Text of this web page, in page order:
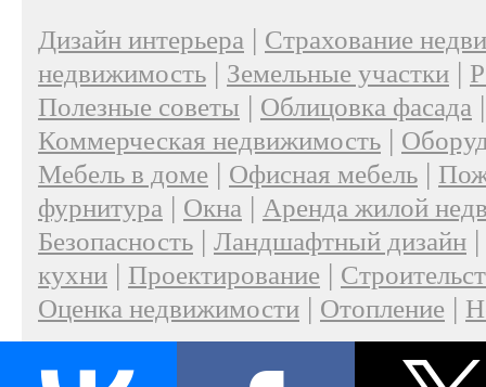
Дизайн интерьера | Страхование
недвижимость | Земельные участки |
Полезные советы | Облицовка фасада
Коммерческая недвижимость |
Мебель в доме | Офисная мебель |
фурнитура | Окна | Аренда жилой
Безопасность | Ландшафтный дизайн |
кухни | Проектирование |
Оценка недвижимости | Отопление |
О проекте|